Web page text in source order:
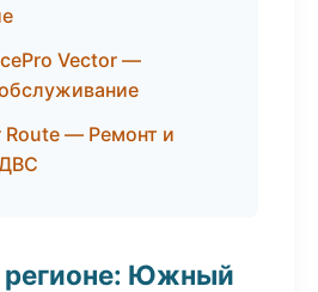
Vector —
— Ремонт и
регионе: Южный